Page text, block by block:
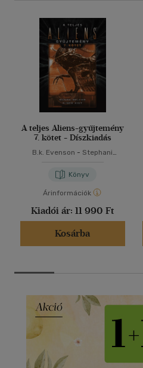
A teljes Aliens-gyűjtemény
7. kötet - Díszkiadás
B.k. Evenson - Stephani
Könyv
Árinformációk
Kiadói ár: 11 990 Ft
Kosárba